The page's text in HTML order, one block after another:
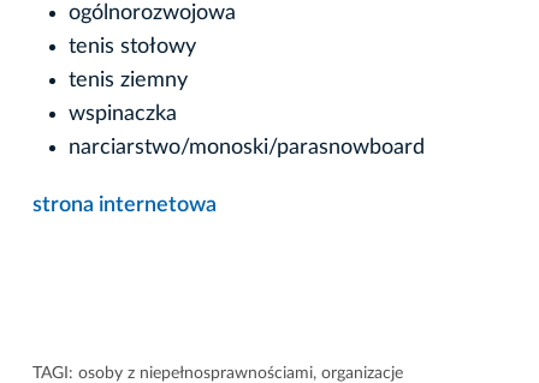
ogólnorozwojowa
tenis stołowy
tenis ziemny
wspinaczka
narciarstwo/monoski/parasnowboard
strona internetowa
TAGI: osoby z niepełnosprawnościami, organizacje